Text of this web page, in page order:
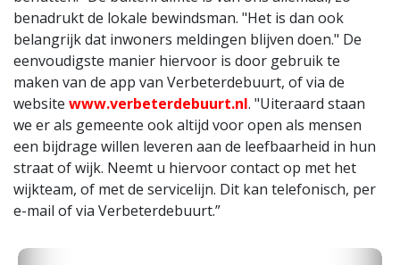
benadrukt de lokale bewindsman. "Het is dan ook
belangrijk dat inwoners meldingen blijven doen." De
eenvoudigste manier hiervoor is door gebruik te
maken van de app van Verbeterdebuurt, of via de
website www.verbeterdebuurt.nl. "Uiteraard staan
we er als gemeente ook altijd voor open als mensen
een bijdrage willen leveren aan de leefbaarheid in hun
straat of wijk. Neemt u hiervoor contact op met het
wijkteam, of met de servicelijn. Dit kan telefonisch, per
e-mail of via Verbeterdebuurt.”